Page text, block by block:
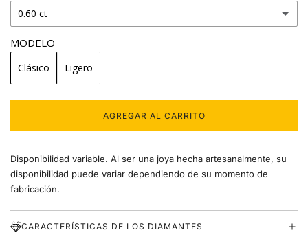
0.60 ct
0.15 ct
0.20 ct
0.35 ct
0.40 ct
0.50 ct
MODELO
Clásico Ligero
AGREGAR AL CARRITO
C
A
G
A
O
.
Disponibilidad variable. Al ser una joya hecha artesanalmente, su
disponibilidad puede variar dependiendo de su momento de
fabricación.
CARACTERÍSTICAS DE LOS DIAMANTES